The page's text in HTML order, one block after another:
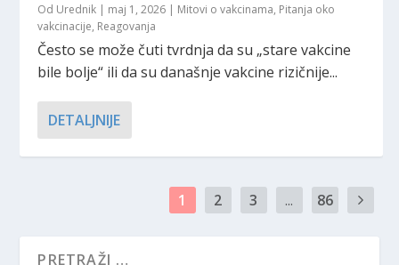
Od Urednik | maj 1, 2026 | Mitovi o vakcinama, Pitanja oko
vakcinacije, Reagovanja
Često se može čuti tvrdnja da su „stare vakcine
bile bolje“ ili da su današnje vakcine rizičnije...
DETALJNIJE
1 2 3 ... 86